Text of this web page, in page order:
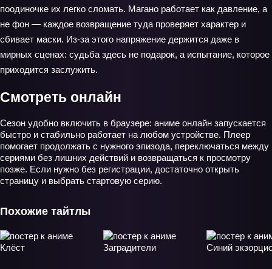
поодиночке их легко сломать. Магано работает как давление, а
не фон — каждое возвращение туда проверяет характер и
сбивает маски. Из-за этого напряжение держится даже в
мирных сценах: судьба здесь не подарок, а испытание, которое
приходится заслужить.
Смотреть онлайн
Сезон удобно включить в браузере: аниме онлайн запускается
быстро и стабильно работает на любом устройстве. Плеер
помогает продолжать с нужного эпизода, переключаться между
сериями без лишних действий и возвращаться к просмотру
позже. Если нужно без регистрации, достаточно открыть
страницу и выбрать стартовую серию.
Похожие тайтлы